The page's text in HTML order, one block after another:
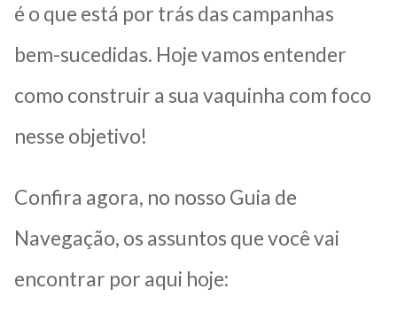
é o que está por trás das campanhas
bem-sucedidas. Hoje vamos entender
como construir a sua vaquinha com foco
nesse objetivo!
Confira agora, no nosso Guia de
Navegação, os assuntos que você vai
encontrar por aqui hoje: